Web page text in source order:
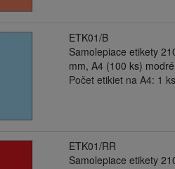
ETK01/B
Samolepiace etikety
mm, A4 (100 ks) modré
Počet etikiet na A4: 1
ETK01/RR
Samolepiace etikety